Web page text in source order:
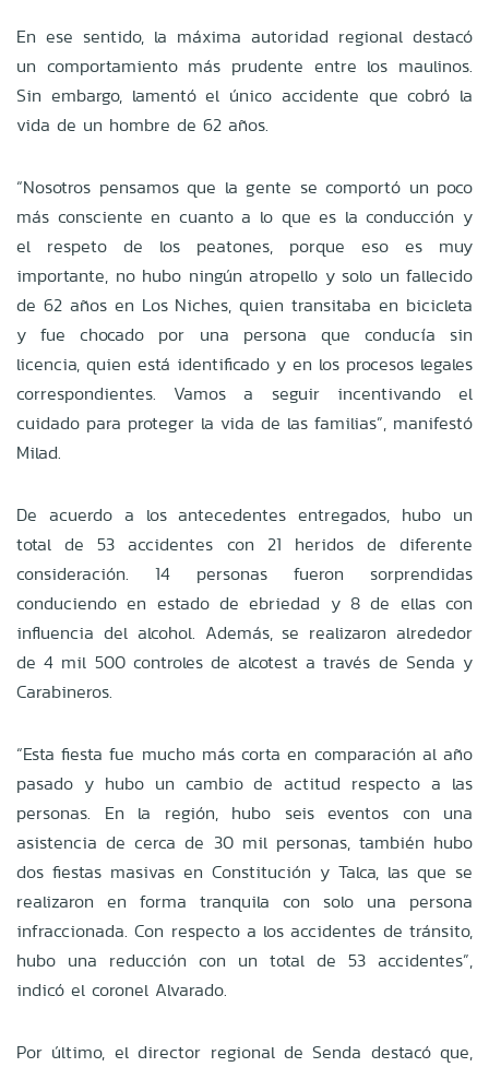
En ese sentido, la máxima autoridad regional destacó
un comportamiento más prudente entre los maulinos.
Sin embargo, lamentó el único accidente que cobró la
vida de un hombre de 62 años.
“Nosotros pensamos que la gente se comportó un poco
más consciente en cuanto a lo que es la conducción y
el respeto de los peatones, porque eso es muy
importante, no hubo ningún atropello y solo un fallecido
de 62 años en Los Niches, quien transitaba en bicicleta
y fue chocado por una persona que conducía sin
licencia, quien está identificado y en los procesos legales
correspondientes. Vamos a seguir incentivando el
cuidado para proteger la vida de las familias”, manifestó
Milad.
De acuerdo a los antecedentes entregados, hubo un
total de 53 accidentes con 21 heridos de diferente
consideración. 14 personas fueron sorprendidas
conduciendo en estado de ebriedad y 8 de ellas con
influencia del alcohol. Además, se realizaron alrededor
de 4 mil 500 controles de alcotest a través de Senda y
Carabineros.
“Esta fiesta fue mucho más corta en comparación al año
pasado y hubo un cambio de actitud respecto a las
personas. En la región, hubo seis eventos con una
asistencia de cerca de 30 mil personas, también hubo
dos fiestas masivas en Constitución y Talca, las que se
realizaron en forma tranquila con solo una persona
infraccionada. Con respecto a los accidentes de tránsito,
hubo una reducción con un total de 53 accidentes”,
indicó el coronel Alvarado.
Por último, el director regional de Senda destacó que,